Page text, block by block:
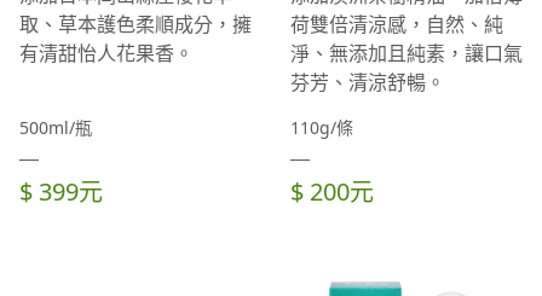
取、草本護色柔順成分，擁
有清甜怡人花果香。
500ml/瓶
$ 399元
荷雙倍清涼感，自然、純
淨、無添加且純素，讓口氣
芬芳、清涼舒暢。
110g/條
$ 200元